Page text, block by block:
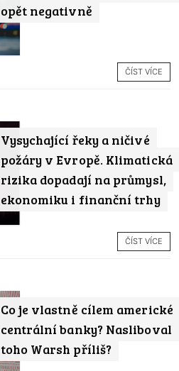
opět negativně
ČÍST VÍCE
Vysychající řeky a ničivé
požáry v Evropě. Klimatická
rizika dopadají na průmysl,
ekonomiku i finanční trhy
ČÍST VÍCE
Co je vlastně cílem americké
centrální banky? Nasliboval
toho Warsh příliš?